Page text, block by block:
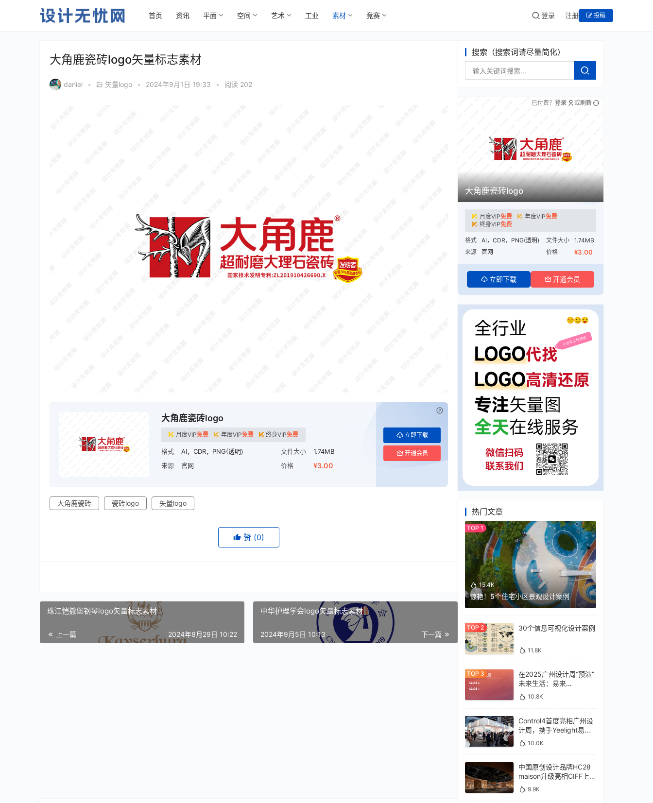
首页 资讯 平面 空间 艺术 工业 素材 竞赛 登录 注册 投稿
大角鹿瓷砖logo矢量标志素材
daniel • 矢量logo • 2024年9月1日 19:33 • 阅读 202
大角鹿瓷砖logo
月度VIP免费 年度VIP免费 终身VIP免费
格式 AI，CDR，PNG(透明) 文件大小
1.74MB
来源
官网 价格 ¥3.00
立即下载
开通会员
登录 或刷新
大角鹿瓷砖 瓷砖logo 矢量logo
赞 (0)
珠江恺撒堡钢琴logo矢量标志素材
上一篇 2024年8月29日 10:22
中华护理学会logo矢量标志素材
下一篇
2024年9月5日 10:13
搜索（搜索词请尽量简化）
大角鹿瓷砖logo
月度VIP免费 年度VIP免费
终身VIP免费
格式 AI，CDR，PNG(透明) 文件大小
1.74MB
来源
官网 价格 ¥3.00
立即下载 开通会员
已付费？ 登录 或刷新
热门文章
15.4K
惊艳！5个住宅小区景观设计案例
30个信息可视化设计案例
11.8K
在2025广州设计周“预演”
未来生活：易来
xControl4展位待您亲鉴
10.8K
Control4首度亮相广州设
计周，携手Yeelight易来
深化本土战略
10.0K
中国原创设计品牌HC28
maison升级亮相CIFF上
海，汇聚设计巨擘
9.9K